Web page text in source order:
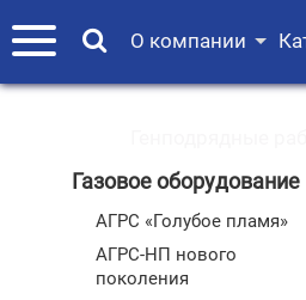
О компании
Газовое оборудование
АГРС «Голубое пламя»
АГРС-НП нового
поколения